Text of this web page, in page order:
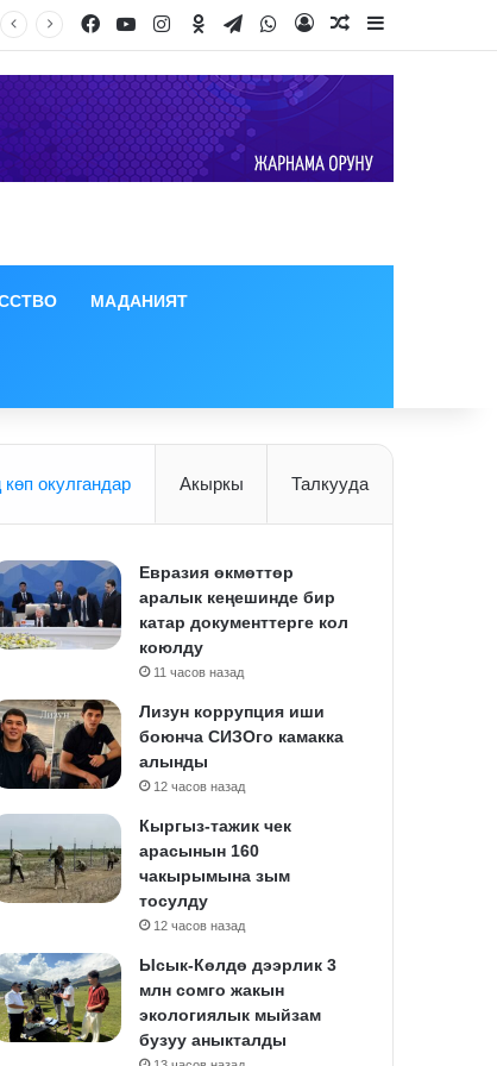
FacebookYouTubeInstagram
Odnoklassniki
TelegramWhatsApp
Log InRandom Article
МАДАНИЯТ
окулгандар Акыркы Талкууда
Евразия өкмөттөр
аралык кеңешинде бир
катар документтерге кол
коюлду
11 часов назад
Лизун коррупция иши
боюнча СИЗОго камакка
алынды
12 часов назад
Кыргыз-тажик чек
арасынын 160
чакырымына зым
тосулду
12 часов назад
Ысык-Көлдө дээрлик 3
млн сомго жакын
экологиялык мыйзам
бузуу аныкталды